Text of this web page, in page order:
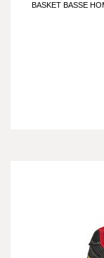
BASKET BASSE